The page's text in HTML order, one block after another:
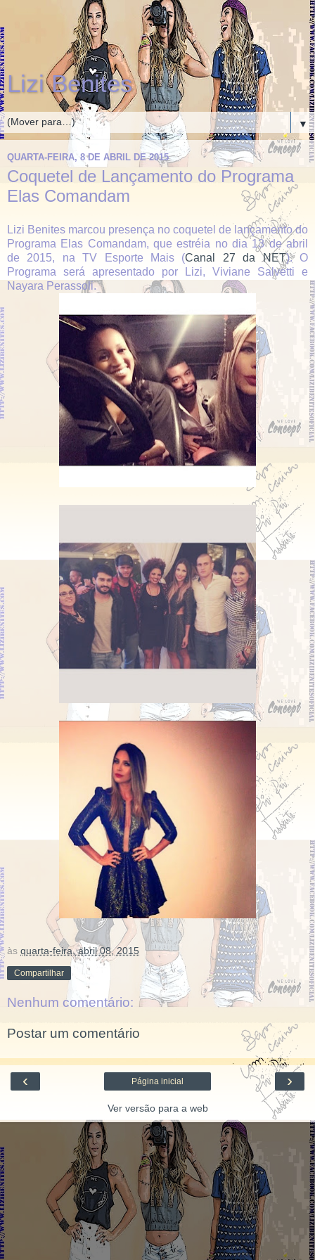
Lizi Benites
▼
QUARTA-FEIRA, 8 DE ABRIL DE 2015
Coquetel de Lançamento do Programa
Elas Comandam
Lizi Benites marcou presença no coquetel de lançamento do
Programa Elas Comandam, que estréia no dia 13 de abril
de 2015, na TV Esporte Mais (Canal 27 da NET). O
Programa será apresentado por Lizi, Viviane Salvetti e
Nayara Perassoli.
às quarta-feira, abril 08, 2015
Compartilhar
Nenhum comentário:
Postar um comentário
‹ ›
Página inicial
Ver versão para a web